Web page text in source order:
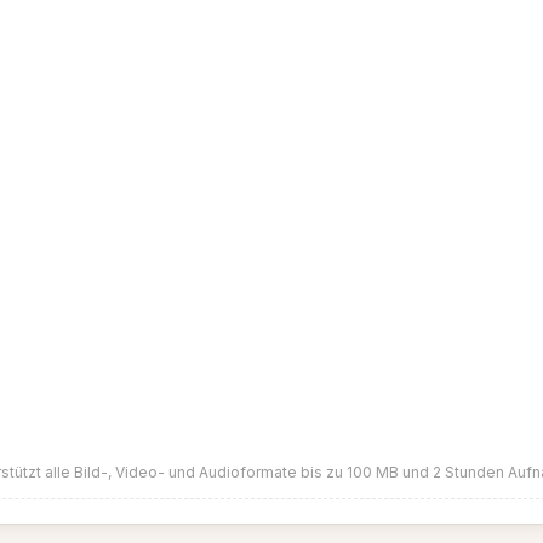
alle Bild-, Video- und Audioformate bis zu 100 MB und 2 Stunden